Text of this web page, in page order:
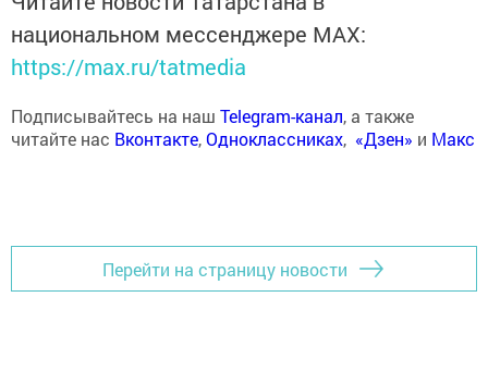
национальном мессенджере MАХ:
https://max.ru/tatmedia
Подписывайтесь на наш Telegram-канал, а также
читайте нас Вконтакте,Одноклассниках, «Дзен» и Макс
Перейти на страницу новости